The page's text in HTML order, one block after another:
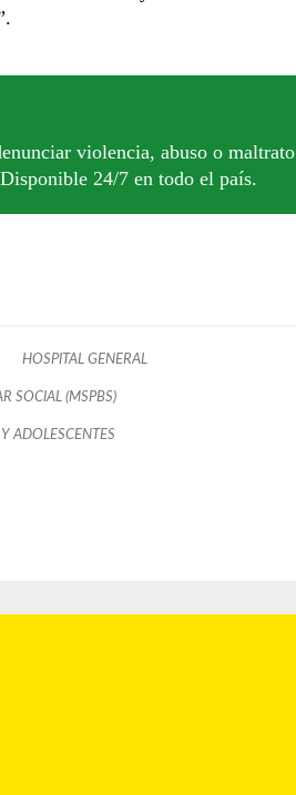
violencia, abuso o maltrato
24/7 en todo el país.
HOSPITAL GENERAL
SOCIAL (MSPBS)
ADOLESCENTES